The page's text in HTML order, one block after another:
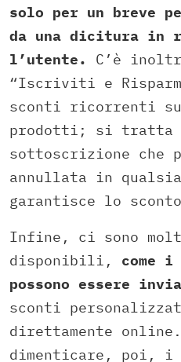
solo per un breve
da una dicitura in
l’utente.
C’è
“Iscriviti e
sconti ricorrenti
prodotti; si tratta
sottoscrizione che
annullata in
garantisce lo
Infine, ci sono
disponibili, come i
possono essere
sconti
direttamente online.
dimenticare, poi,